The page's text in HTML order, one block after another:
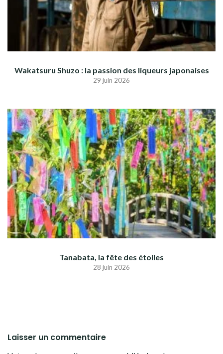
Wakatsuru Shuzo : la passion des liqueurs japonaises
29 juin 2026
Tanabata, la fête des étoiles
28 juin 2026
Laisser un commentaire